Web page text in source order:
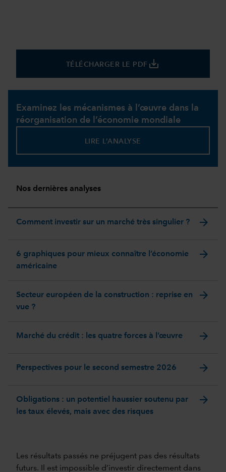
TÉLÉCHARGER LE PDF save_alt
Examinez les mécanismes à l’œuvre dans la
réorganisation de l’économie mondiale
LIRE L’ANALYSE
Nos dernières analyses
Comment investir sur un marché très singulier ? arrow_forward
6 graphiques pour mieux connaître l’économie
américaine
arrow_forward
Secteur européen de la construction : reprise en
vue ?
arrow_forward
Marché du crédit : les quatre forces à l’œuvre arrow_forward
Perspectives pour le second semestre 2026 arrow_forward
Obligations : un potentiel haussier soutenu par
les taux élevés, mais avec des risques
arrow_forward
Les résultats passés ne préjugent pas des résultats
futurs. Il est impossible d’investir directement dans